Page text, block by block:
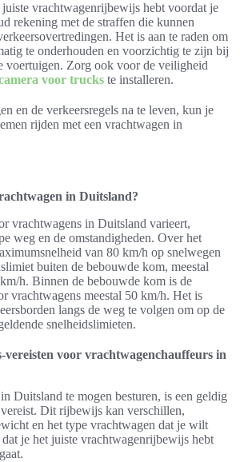
vrachtwagenrijbewijs hebt voordat je
rekening met de straffen die kunnen
Het is aan te raden om
te onderhouden en voorzichtig te zijn bij
voertuigen. Zorg ook voor de veiligheid
voor trucks te installeren.
en de verkeersregels na te leven, kun je
rijden met een vrachtwagen in
in Duitsland?
vrachtwagens in Duitsland varieert,
weg en de omstandigheden. Over het
van 80 km/h op snelwegen
buiten de bebouwde kom, meestal
h. Binnen de bebouwde kom is de
vrachtwagens meestal 50 km/h. Het is
langs de weg te volgen om op de
snelheidslimieten.
voor vrachtwagenchauffeurs in
Duitsland te mogen besturen, is een geldig
Dit rijbewijs kan verschillen,
en het type vrachtwagen dat je wilt
je het juiste vrachtwagenrijbewijs hebt